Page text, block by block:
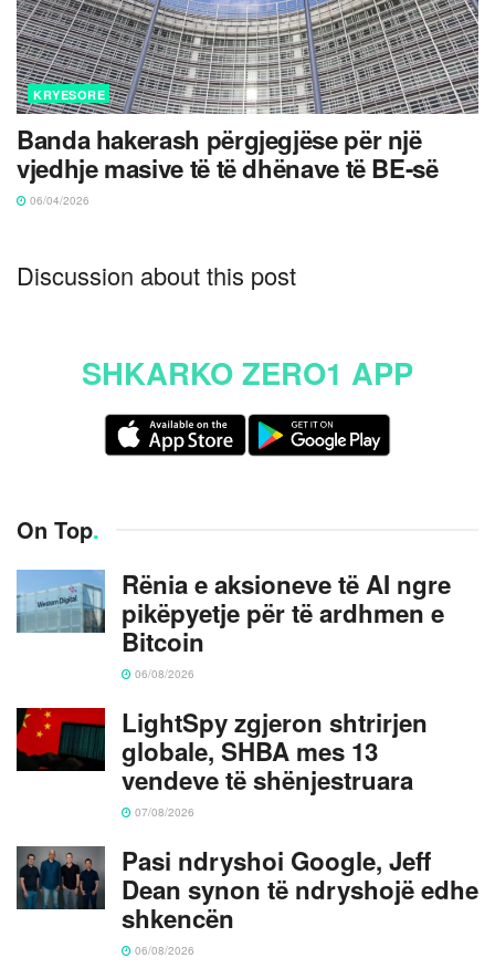
KRYESORE
Banda hakerash përgjegjëse për një
vjedhje masive të të dhënave të BE-së
06/04/2026
Discussion about this post
SHKARKO ZERO1 APP
On Top.
Rënia e aksioneve të AI ngre
pikëpyetje për të ardhmen e
Bitcoin
06/08/2026
LightSpy zgjeron shtrirjen
globale, SHBA mes 13
vendeve të shënjestruara
07/08/2026
Pasi ndryshoi Google, Jeff
Dean synon të ndryshojë edhe
shkencën
06/08/2026